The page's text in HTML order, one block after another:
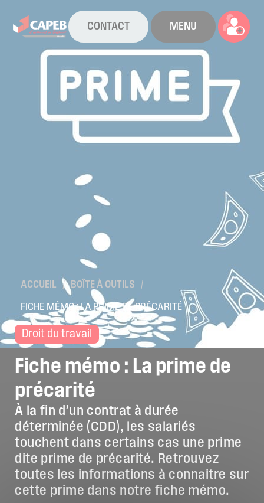
CONTACT MENU
La CAPEB
Nos services
Agenda
Boîte à outils
Boutique
Contact
Location de salles
Trouver un artisan
Devenir adhérent
Espace adhérent
Nos partenaires
Billetterie
ACCUEIL / BOÎTE À OUTILS
/
FICHE MÉMO : LA PRIME DE PRÉCARITÉ
Droit du travail
Fiche mémo : La prime de
précarité
À la fin d’un contrat à durée
déterminée (CDD), les salariés
touchent dans certains cas une prime
dite prime de précarité. Retrouvez
toutes les informations à connaitre sur
cette prime dans notre fiche mémo.